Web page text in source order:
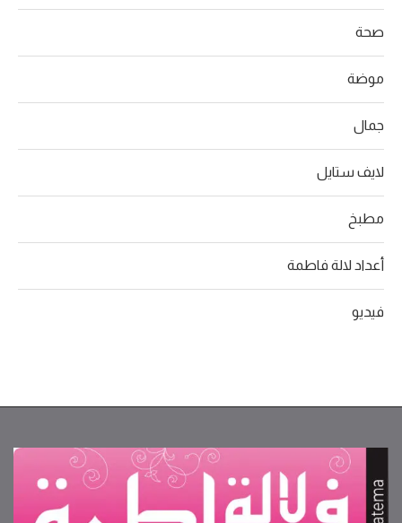
صحة
موضة
جمال
لايف ستايل
مطبخ
أعداد لالة فاطمة
فيديو